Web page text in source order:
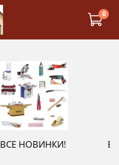
0
ВСЕ НОВИНКИ!